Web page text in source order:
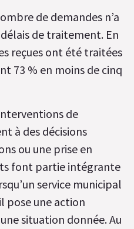
de demandes n’a
de traitement. En
reçues ont été traitées
73 % en moins de cinq
de
à des décisions
ou une prise en
font partie intégrante
service municipal
pose une action
situation donnée. Au